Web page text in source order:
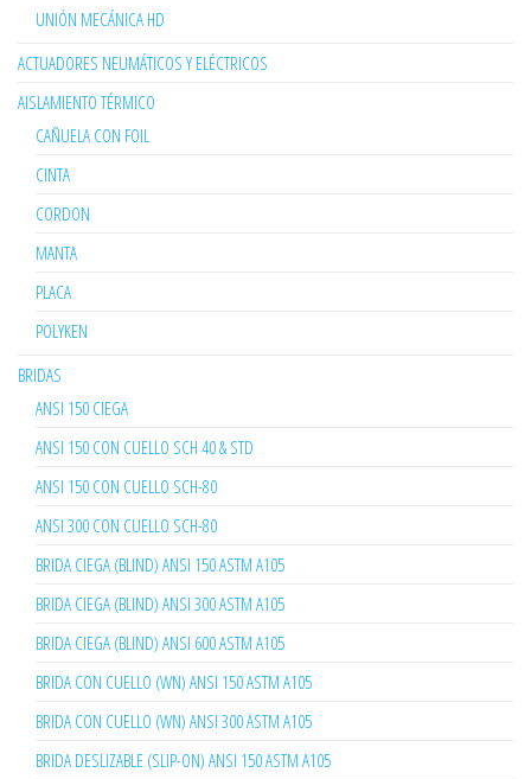
UNIÓN MECÁNICA HD
ACTUADORES NEUMÁTICOS Y ELÉCTRICOS
AISLAMIENTO TÉRMICO
CAÑUELA CON FOIL
CINTA
CORDON
MANTA
PLACA
POLYKEN
BRIDAS
ANSI 150 CIEGA
ANSI 150 CON CUELLO SCH 40 & STD
ANSI 150 CON CUELLO SCH-80
ANSI 300 CON CUELLO SCH-80
BRIDA CIEGA (BLIND) ANSI 150 ASTM A105
BRIDA CIEGA (BLIND) ANSI 300 ASTM A105
BRIDA CIEGA (BLIND) ANSI 600 ASTM A105
BRIDA CON CUELLO (WN) ANSI 150 ASTM A105
BRIDA CON CUELLO (WN) ANSI 300 ASTM A105
BRIDA DESLIZABLE (SLIP-ON) ANSI 150 ASTM A105